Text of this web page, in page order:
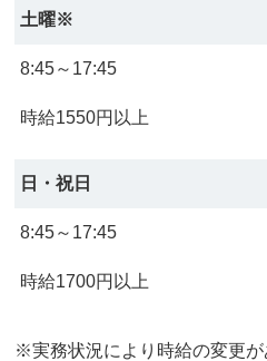
土曜※
8:45～17:45
時給1550円以上
日・祝日
8:45～17:45
時給1700円以上
※実務状況により時給の変更が